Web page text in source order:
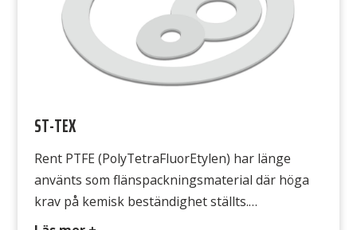
ST-TEX
Rent PTFE (PolyTetraFluorEtylen) har länge
använts som flänspackningsmaterial där höga
krav på kemisk beständighet ställts.
Obehandlad eller ofylld PTFE har dock nackdelen